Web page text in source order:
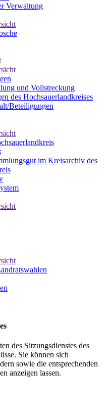
Verwaltung
und Vollstreckung
des Hochsauerlandkreises
Beteiligungen
im Kreisarchiv des
des Sitzungsdienstes des
Sie können sich
sowie die entsprechenden
anzeigen lassen.